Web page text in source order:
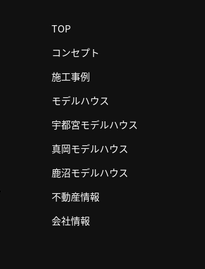
TOP
コンセプト
施工事例
モデルハウス
宇都宮モデルハウス
真岡モデルハウス
鹿沼モデルハウス
不動産情報
会社情報